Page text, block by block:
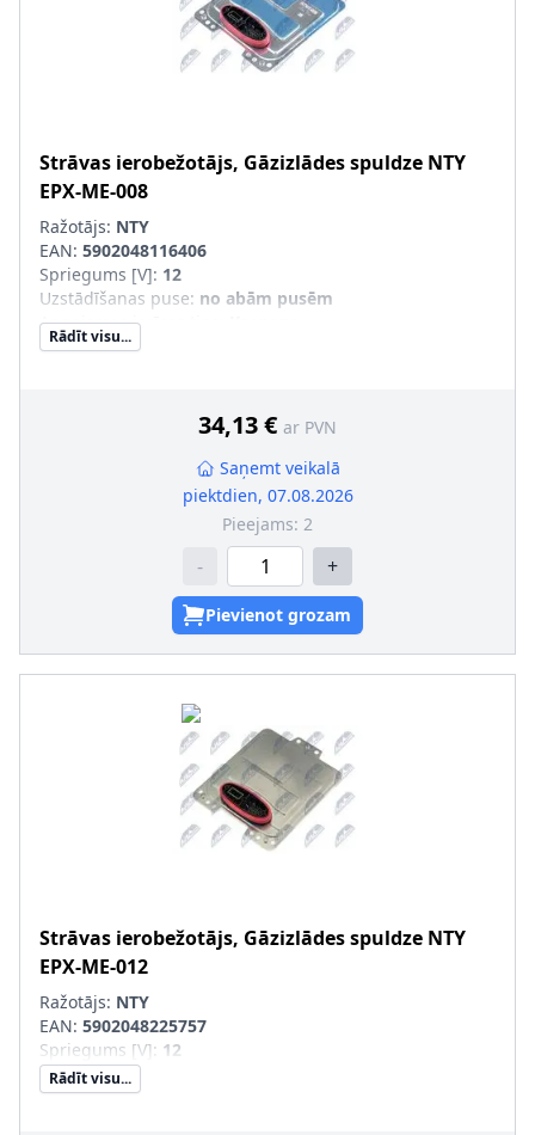
Strāvas ierobežotājs, Gāzizlādes spuldze NTY
EPX-ME-008
Ražotājs: NTY
EAN: 5902048116406
Spriegums [V]: 12
Uzstādīšanas puse: no abām pusēm
Apgaismes ierīces tips
Montāža/demontāža jāveic kvalificētam personālam!
Rādīt visu...
34,13 € ar PVN
Saņemt veikalā
piektdien, 07.08.2026
Pieejams: 2
- +
Pievienot grozam
Strāvas ierobežotājs, Gāzizlādes spuldze NTY
EPX-ME-012
Ražotājs: NTY
EAN: 5902048225757
Spriegums [V]: 12
Rādīt visu...